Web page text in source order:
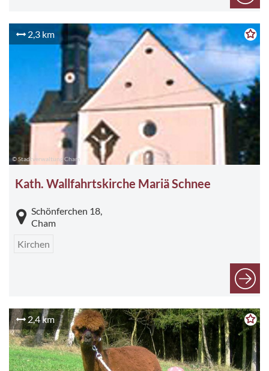
2,3 km
© Stadtverwaltung Cham
Kath. Wallfahrtskirche Mariä Schnee
Schönferchen 18,
Cham
Kirchen
2,4 km